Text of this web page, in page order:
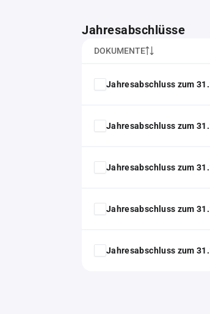
Jahresabschlüsse
DOKUMENTE
Jahresabschluss zum
Jahresabschluss zum
Jahresabschluss zum
Jahresabschluss zum
Jahresabschluss zum